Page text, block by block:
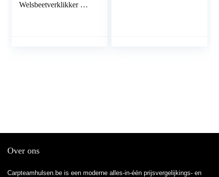
Welsbeetverklikker met
Over ons
Carpteamhulsen.be is een moderne alles-in-één prijsvergelijkings- en